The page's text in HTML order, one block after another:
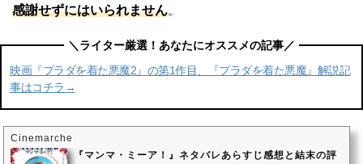
感謝せずにはいられません。
映画『プラダを着た悪魔2』の第1作目、『プラダを着た悪魔』解説記
事はコチラ→
Cinemarche
『マンマ・ミーア！』ネタバレあらすじ感想と結末の評